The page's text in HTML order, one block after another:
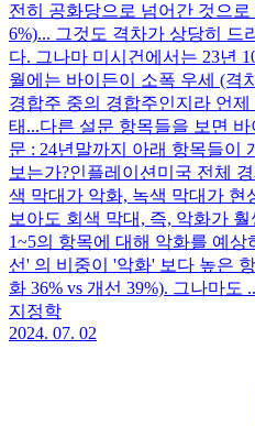
전히 공화당으로 넘어간 것으
6%)... 그것도 격차가 상당히 드
다. 그나마 미시건에서는 23년
월에는 바이든이 소폭 우세 (격
경합주 중의 경합주인지라 언
태...다른 설문 항목들을 보면
문 : 24년말까지 아래 항목들이
보는가?인플레이션미국 전체
색 막대가 악화, 녹색 막대가 현
보아도 회색 막대, 즉, 악화가
1~5의 항목에 대해 악화를 예상
선' 의 비중이 '악화' 보다 높은
화 36% vs 개선 39%). 그나마도
지정학
2024. 07. 02